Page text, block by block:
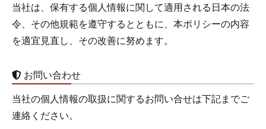
当社は、保有する個人情報に関して適用される日本の法
令、その他規範を遵守するとともに、本ポリシーの内容
を適宜見直し、その改善に努めます。
お問い合わせ
当社の個人情報の取扱に関するお問い合せは下記までご
連絡ください。